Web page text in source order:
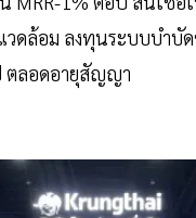
ดล้อม ลงทุนระบบบำบัด
ตลอดอายุสัญญา